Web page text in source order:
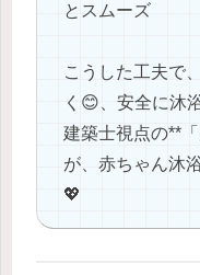
とスムーズ
こうした工夫で
く😊、安全に沐
建築士視点の**
が、赤ちゃん沐
💖